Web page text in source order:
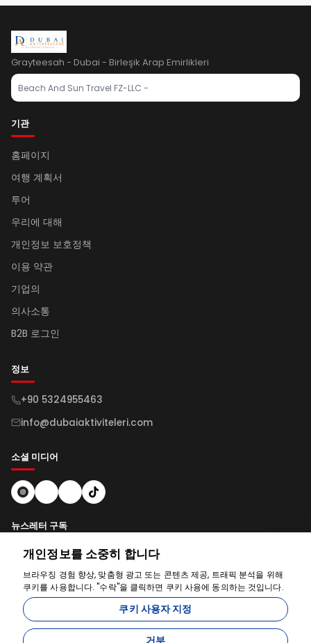
Grayteesah - Dubai - Birleşik Arap Emirlikleri
Beach And Sun Travel FZ-LLC -
기관
홈페이지
여행 계획서
투어
우리에 대해
개인정보 보호정책
이용 약관
기업의
의사소통
B2B 로그인
정보
+90 5324955463
info@dubaiaktiviteleri.com
소셜 미디어
뉴스레터 구독
개인정보를 소중히 합니다
브라우징 경험 향상, 맞춤형 광고 또는 콘텐츠 제공, 트래픽 분석을 위해
쿠키를 사용합니다. "수락"을 클릭하면 쿠키 사용에 동의하는 것입니다.
쿠키 사용자 지정
거부
도와드리겠습니다